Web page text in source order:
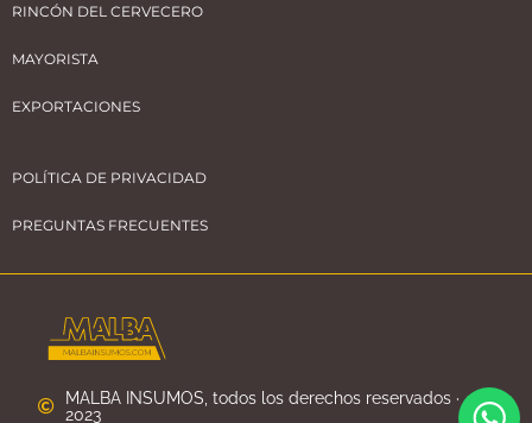
RINCÓN DEL CERVECERO
MAYORISTA
EXPORTACIONES
POLÍTICA DE PRIVACIDAD
PREGUNTAS FRECUENTES
MALBA INSUMOS, todos los derechos reservados ·
2023